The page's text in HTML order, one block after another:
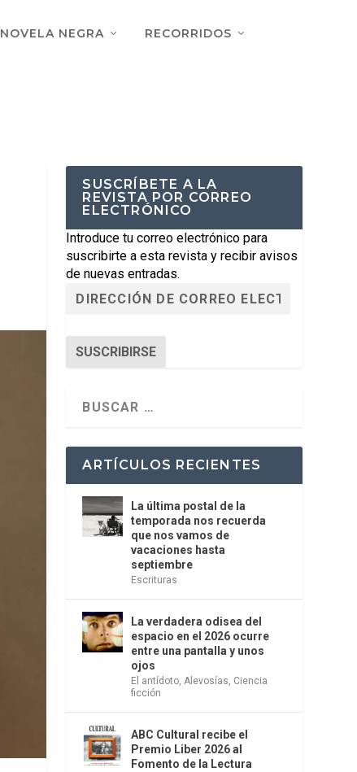
NOVELA NEGRA RECORRIDOS
SUSCRÍBETE A LA
REVISTA POR CORREO
ELECTRÓNICO
Introduce tu correo electrónico para
suscribirte a esta revista y recibir avisos
de nuevas entradas.
SUSCRIBIRSE
ARTÍCULOS RECIENTES
La última postal de la
temporada nos recuerda
que nos vamos de
vacaciones hasta
septiembre
Escrituras
La verdadera odisea del
espacio en el 2026 ocurre
entre una pantalla y unos
ojos
El antídoto Alevosías Ciencia
ficción
ABC Cultural recibe el
Premio Liber 2026 al
Fomento de la Lectura